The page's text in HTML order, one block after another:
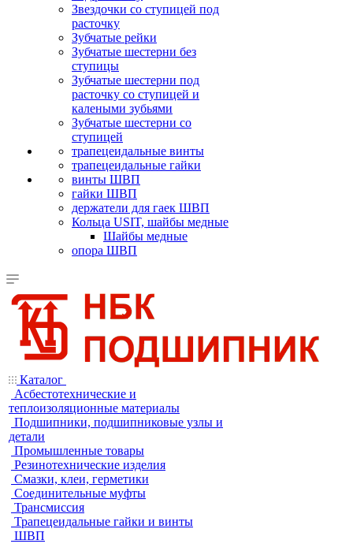
Звездочки со ступицей под
расточку
Зубчатые рейки
Зубчатые шестерни без
ступицы
Зубчатые шестерни под
расточку со ступицей и
калеными зубьями
Зубчатые шестерни со
ступицей
трапецеидальные винты
трапецеидальные гайки
винты ШВП
гайки ШВП
держатели для гаек ШВП
Кольца USIT, шайбы медные
Шайбы медные
опора ШВП
Каталог
Асбестотехнические и
теплоизоляционные материалы
Подшипники, подшипниковые узлы и
детали
Промышленные товары
Резинотехнические изделия
Смазки, клеи, герметики
Соединительные муфты
Трансмиссия
Трапецеидальные гайки и винты
ШВП